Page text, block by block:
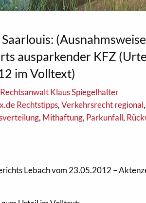
ausparkender KFZ
im Volltext)
Rechtsanwalt Klaus Spiegelhalter
Rechtstipps,Verkehrsrecht regional
, Mithaftung, Parkunfall,
Lebach vom 23.05.2012 –